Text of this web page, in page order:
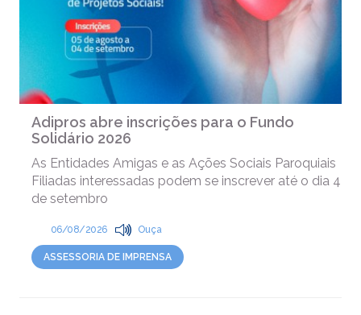
Adipros abre inscrições para o Fundo
Solidário 2026
As Entidades Amigas e as Ações Sociais Paroquiais
Filiadas interessadas podem se inscrever até o dia 4
de setembro
06/08/2026 Ouça
ASSESSORIA DE IMPRENSA